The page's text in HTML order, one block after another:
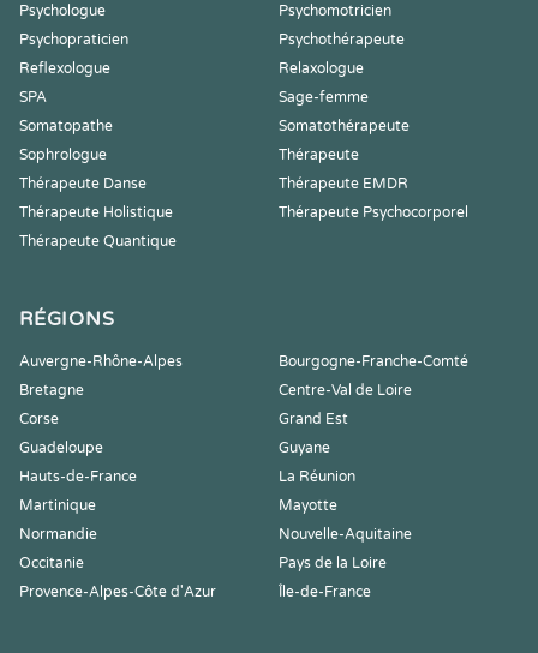
Psychologue
Psychomotricien
Psychopraticien
Psychothérapeute
Reflexologue
Relaxologue
SPA
Sage-femme
Somatopathe
Somatothérapeute
Sophrologue
Thérapeute
Thérapeute Danse
Thérapeute EMDR
Thérapeute Holistique
Thérapeute Psychocorporel
Thérapeute Quantique
RÉGIONS
Auvergne-Rhône-Alpes
Bourgogne-Franche-Comté
Bretagne
Centre-Val de Loire
Corse
Grand Est
Guadeloupe
Guyane
Hauts-de-France
La Réunion
Martinique
Mayotte
Normandie
Nouvelle-Aquitaine
Occitanie
Pays de la Loire
Provence-Alpes-Côte d'Azur
Île-de-France